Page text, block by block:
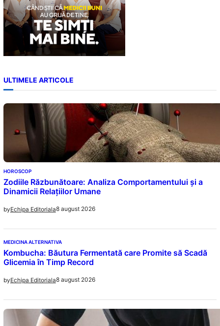
ULTIMELE ARTICOLE
HOROSCOP
Zodiile Răzbunătoare: Analiza Comportamentului și a
Dinamicii Relațiilor Umane
byEchipa Editoriala8 august 2026
MEDICINA ALTERNATIVA
Kombucha: Băutura Fermentată care Promite să Scadă
Glicemia în Timp Record
byEchipa Editoriala8 august 2026